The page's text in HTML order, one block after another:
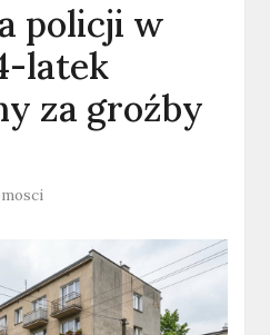
policji w
latek
za groźby